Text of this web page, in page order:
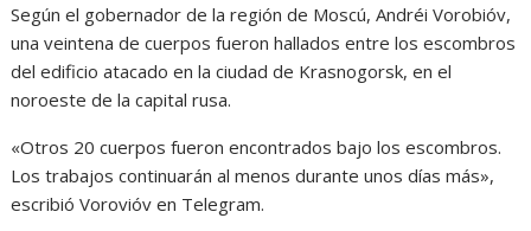
Según el gobernador de la región de Moscú, Andréi Vorobióv,
una veintena de cuerpos fueron hallados entre los escombros
del edificio atacado en la ciudad de Krasnogorsk, en el
noroeste de la capital rusa.
«Otros 20 cuerpos fueron encontrados bajo los escombros.
Los trabajos continuarán al menos durante unos días más»,
escribió Vorovióv en Telegram.